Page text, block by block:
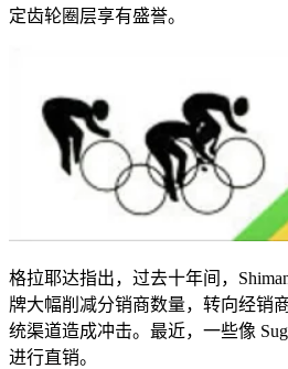
定齿轮圈层享有盛誉。
格拉耶达指出，过去十年间，
牌大幅削减分销商数量，转向经销
统渠道造成冲击。最近，一些像
进行直销。